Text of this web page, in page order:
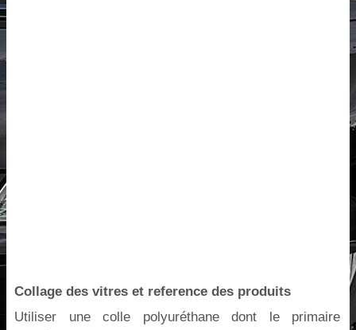
Collage des vitres et reference des produits
Utiliser une colle polyuréthane dont le primaire